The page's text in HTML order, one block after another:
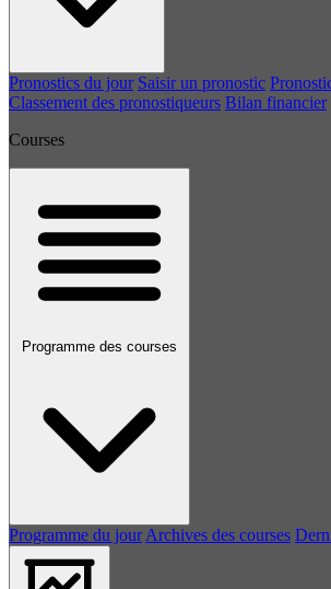
Pronostics du jour Saisir un pronostic
Classement des pronostiqueurs Bilan financier
Courses
Programme des courses
Programme du jour Archives des courses